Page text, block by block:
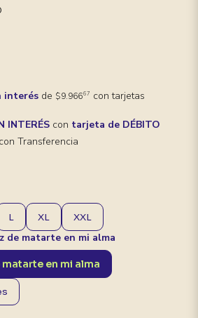
interésde $9.96667 con tarjetas
INTERÉScon tarjeta de DÉBITO
Transferencia
L XL XXL
de matarte en mi alma
en mi alma